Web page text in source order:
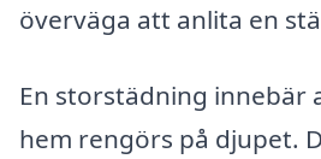
överväga att anlita en
En storstädning innebär
hem rengörs på djupet.